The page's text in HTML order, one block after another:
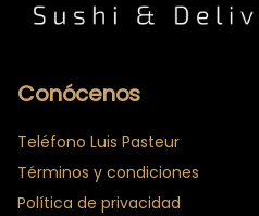
Conócenos
Teléfono Luis Pasteur
Términos y condiciones
Política de privacidad